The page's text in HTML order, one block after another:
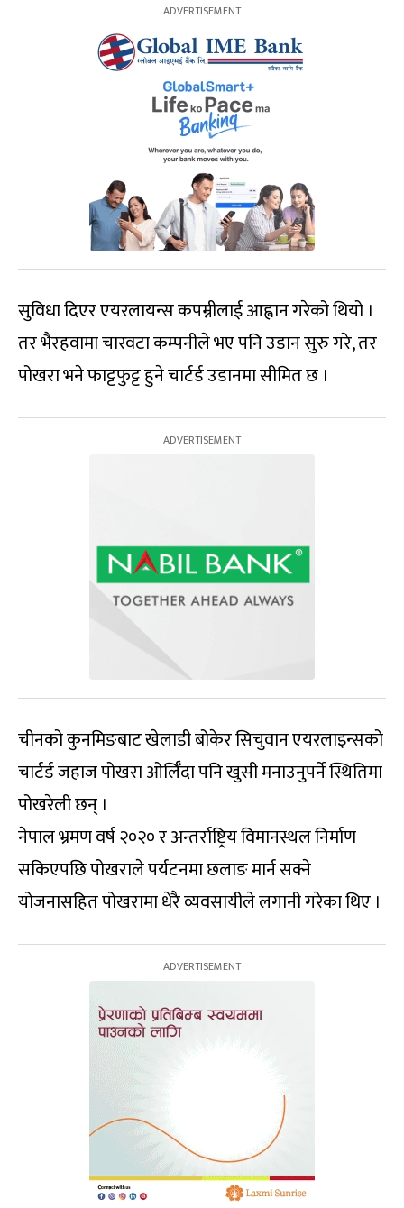
सुविधा दिएर एयरलायन्स कपम्नीलाई आह्वान गरेको थियो ।
तर भैरहवामा चारवटा कम्पनीले भए पनि उडान सुरु गरे, तर
पोखरा भने फाट्टफुट्ट हुने चार्टर्ड उडानमा सीमित छ ।
चीनको कुनमिङबाट खेलाडी बोकेर सिचुवान एयरलाइन्सको
चार्टर्ड जहाज पोखरा ओर्लिँदा पनि खुसी मनाउनुपर्ने स्थितिमा
पोखरेली छन् ।
नेपाल भ्रमण वर्ष २०२० र अन्तर्राष्ट्रिय विमानस्थल निर्माण
सकिएपछि पोखराले पर्यटनमा छलाङ मार्न सक्ने
योजनासहित पोखरामा धेरै व्यवसायीले लगानी गरेका थिए ।